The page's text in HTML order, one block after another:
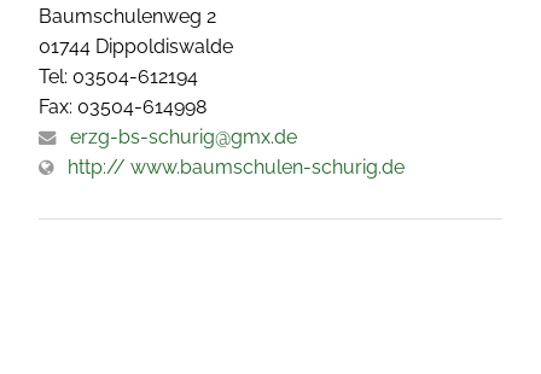
Baumschulenweg 2
01744 Dippoldiswalde
Tel: 03504-612194
Fax: 03504-614998
erzg-bs-schurig@gmx.de
http:// www.baumschulen-schurig.de